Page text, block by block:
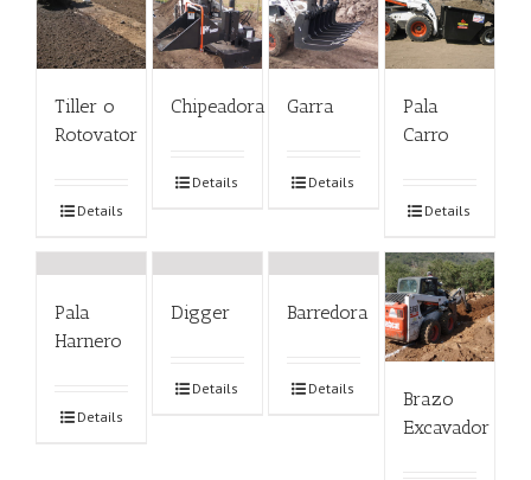
Tiller o
Rotovator
Details
Chipeadora
Details
Garra
Details
Pala
Carro
Details
Pala
Harnero
Details
Digger
Details
Barredora
Details
Brazo
Excavador